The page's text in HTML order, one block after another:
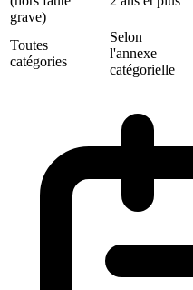
grave)
Toutes
catégories
Selon
l'annexe
catégorielle